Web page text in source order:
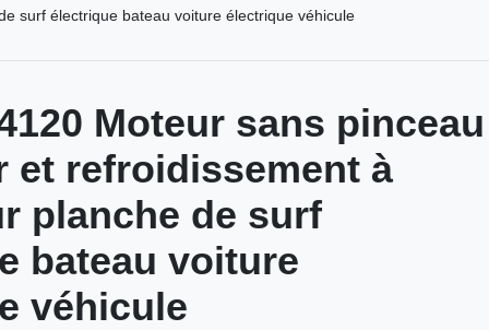
surf électrique bateau voiture électrique véhicule
Moteur sans pinceau
et refroidissement à
planche de surf
bateau voiture
véhicule